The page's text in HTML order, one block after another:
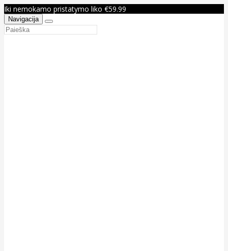
Iki nemokamo pristatymo liko €59.99
Navigacija